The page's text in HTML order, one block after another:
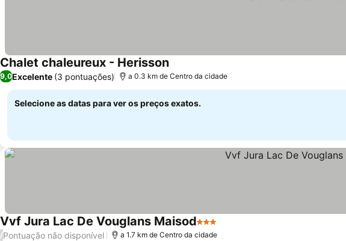
Chalet chaleureux - Herisson
9,0Excelente (3 pontuações) a 0.3 km de Centro da cidade
Selecione as datas para ver os preços exatos.
Vvf Jura Lac De Vouglans Maisod3 Estrelas
/Pontuação não disponível a 1.7 km de Centro da cidade